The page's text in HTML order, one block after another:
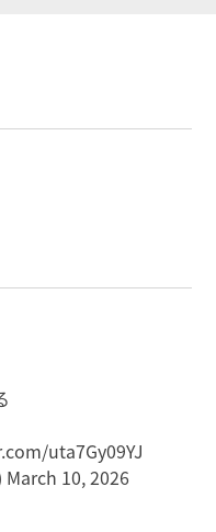
uta7Gy09YJ
March 10, 2026